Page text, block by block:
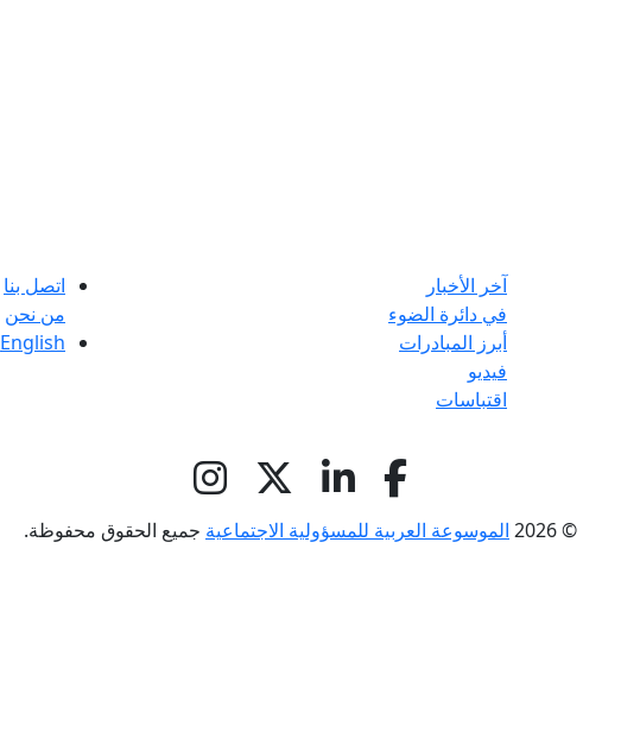
آخر الأخبار
في دائرة الضوء
أبرز المبادرات
فيديو
اقتباسات
اتصل بنا
من نحن
English
© 2026 الموسوعة العربية للمسؤولية الاجتماعية جميع الحقوق محفوظة.